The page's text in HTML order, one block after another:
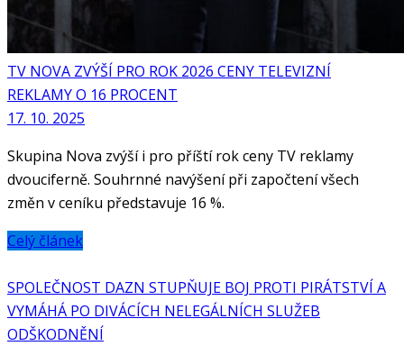
TV NOVA ZVÝŠÍ PRO ROK 2026 CENY TELEVIZNÍ
REKLAMY O 16 PROCENT
17. 10. 2025
Skupina Nova zvýší i pro příští rok ceny TV reklamy
dvouciferně. Souhrnné navýšení při započtení všech
změn v ceníku představuje 16 %.
Celý článek
SPOLEČNOST DAZN STUPŇUJE BOJ PROTI PIRÁTSTVÍ A
VYMÁHÁ PO DIVÁCÍCH NELEGÁLNÍCH SLUŽEB
ODŠKODNĚNÍ